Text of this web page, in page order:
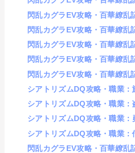
閃乱カグラEV攻略・百華繚乱
閃乱カグラEV攻略・百華繚乱
閃乱カグラEV攻略・百華繚乱
閃乱カグラEV攻略・百華繚乱
閃乱カグラEV攻略・百華繚乱
シアトリズムDQ攻略・職業：
シアトリズムDQ攻略・職業：
シアトリズムDQ攻略・職業：
シアトリズムDQ攻略・職業：
閃乱カグラEV攻略・百華繚乱